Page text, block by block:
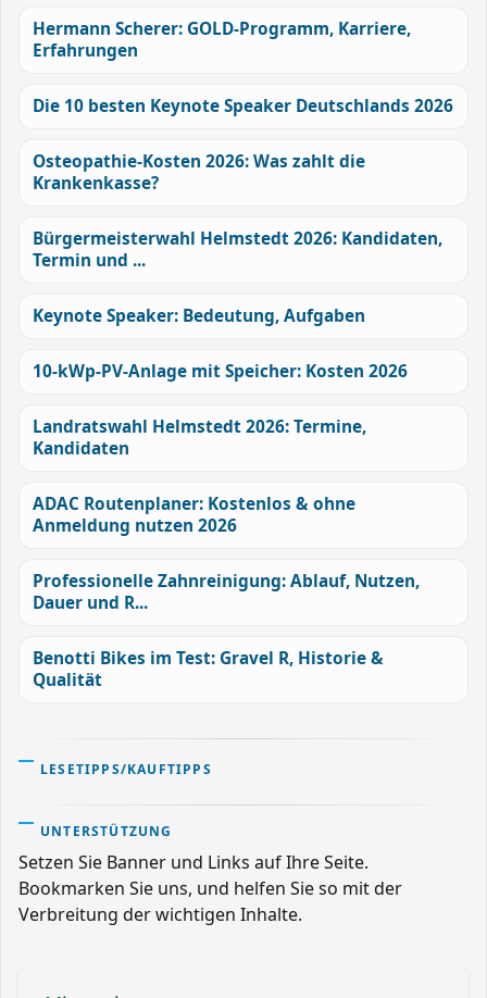
Hermann Scherer: GOLD-Programm, Karriere,
Erfahrungen
Die 10 besten Keynote Speaker Deutschlands 2026
Osteopathie-Kosten 2026: Was zahlt die
Krankenkasse?
Bürgermeisterwahl Helmstedt 2026: Kandidaten,
Termin und ...
Keynote Speaker: Bedeutung, Aufgaben
10-kWp-PV-Anlage mit Speicher: Kosten 2026
Landratswahl Helmstedt 2026: Termine,
Kandidaten
ADAC Routenplaner: Kostenlos & ohne
Anmeldung nutzen 2026
Professionelle Zahnreinigung: Ablauf, Nutzen,
Dauer und R...
Benotti Bikes im Test: Gravel R, Historie &
Qualität
LESETIPPS/KAUFTIPPS
UNTERSTÜTZUNG
Setzen Sie Banner und Links auf Ihre Seite.
Bookmarken Sie uns, und helfen Sie so mit der
Verbreitung der wichtigen Inhalte.